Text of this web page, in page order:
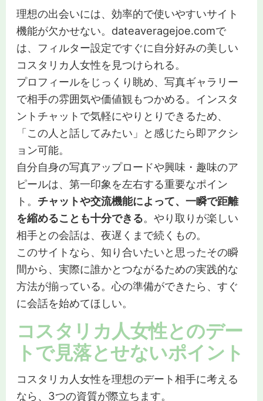
理想の出会いには、効率的で使いやすいサイト
機能が欠かせない。dateaveragejoe.comで
は、フィルター設定ですぐに自分好みの美しい
コスタリカ人女性を見つけられる。
プロフィールをじっくり眺め、写真ギャラリー
で相手の雰囲気や価値観もつかめる。インスタ
ントチャットで気軽にやりとりできるため、
「この人と話してみたい」と感じたら即アクシ
ョン可能。
自分自身の写真アップロードや興味・趣味のア
ピールは、第一印象を左右する重要なポイン
ト。 チャットや交流機能によって、一瞬で距離
を縮めることも十分できる。やり取りが楽しい
相手との会話は、夜遅くまで続くもの。
このサイトなら、知り合いたいと思ったその瞬
間から、実際に誰かとつながるための実践的な
方法が揃っている。心の準備ができたら、すぐ
に会話を始めてほしい。
コスタリカ人女性とのデー
トで見落とせないポイント
コスタリカ人女性を理想のデート相手に考える
なら、3つの資質が際立ちます。